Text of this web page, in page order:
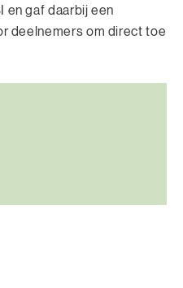
en gaf daarbij een
deelnemers om direct toe